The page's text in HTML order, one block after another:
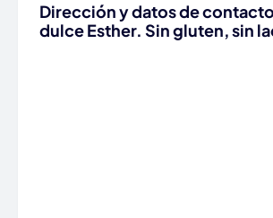
Dirección y datos de
dulce Esther. Sin gluten, sin